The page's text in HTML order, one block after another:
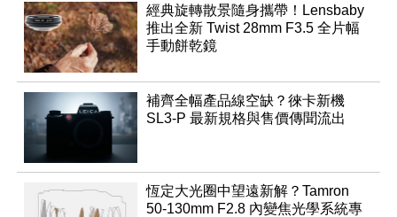
經典旋轉散景隨身攜帶！Lensbaby
推出全新 Twist 28mm F3.5 全片幅
手動餅乾鏡
補齊全幅產品線空缺？徠卡新機
SL3-P 最新規格與售價傳聞流出
恆定大光圈中望遠新解？Tamron
50-130mm F2.8 內變焦光學系統專